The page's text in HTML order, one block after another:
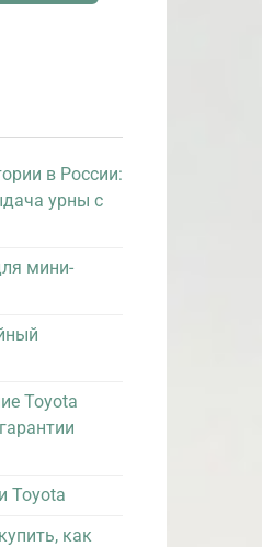
в России:
урны с
мини-
Toyota
Toyota
как